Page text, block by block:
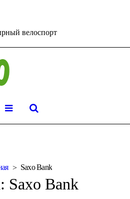
велоспорт
Saxo Bank
Saxo Bank